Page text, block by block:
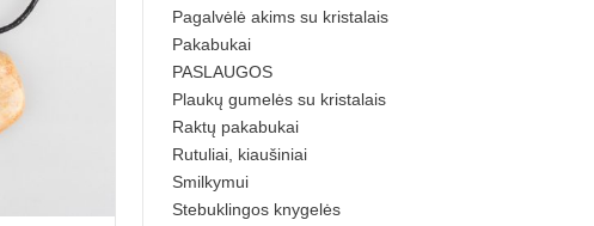
Pagalvėlė akims su kristalais
Pakabukai
PASLAUGOS
Plaukų gumelės su kristalais
Raktų pakabukai
Rutuliai, kiaušiniai
Smilkymui
Stebuklingos knygelės